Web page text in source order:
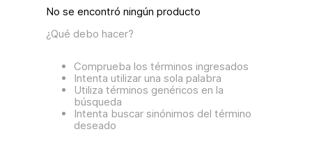
No se encontró ningún producto
¿Qué debo hacer?
Comprueba los términos ingresados
Intenta utilizar una sola palabra
Utiliza términos genéricos en la
búsqueda
Intenta buscar sinónimos del término
deseado